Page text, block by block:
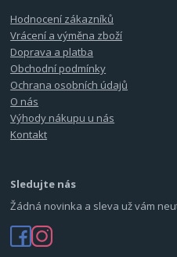
Hodnocení zákazníků
Vrácení a výměna zboží
Doprava a platba
Obchodní podmínky
Ochrana osobních údajů
O nás
Výhody nákupu u nás
Kontakt
Sledujte nás
Žádná novinka a sleva už vám